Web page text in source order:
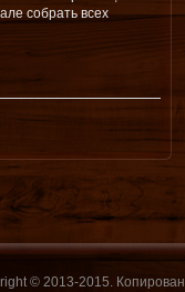
собрать всех
© 2013-2015.